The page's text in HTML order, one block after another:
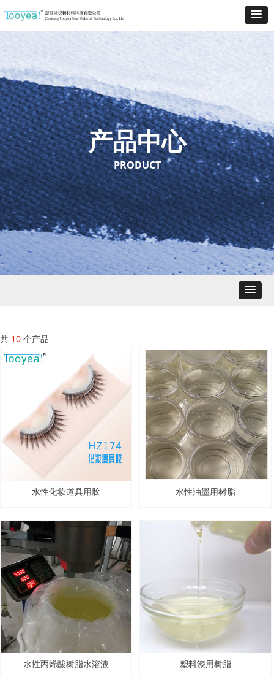
产品中心
PRODUCT
共 10 个产品
水性化妆道具用胶 水性油墨用树脂
水性丙烯酸树脂水溶液 塑料漆用树脂